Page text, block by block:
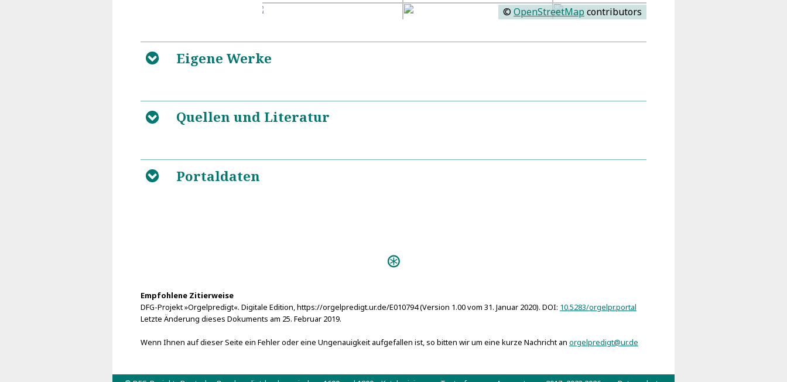
© OpenStreetMap contributors
B Eigene Werke
5 Benfeld, Katholische Kirche, Merckel-Orgel 1735
B Quellen und Literatur
B Portaldaten
Empfohlene Zitierweise
DFG-Projekt »Orgelpredigt«. Digitale Edition, https://orgelpredigt.ur.de/E010794 (Version 1.00 vom 31. Januar 2020). DOI: 10.5283/orgelpr.portal
Letzte Änderung dieses Dokuments am 25. Februar 2019.
Wenn Ihnen auf dieser Seite ein Fehler oder eine Ungenauigkeit aufgefallen ist, so bitten wir um eine kurze Nachricht an orgelpredigt@ur.de